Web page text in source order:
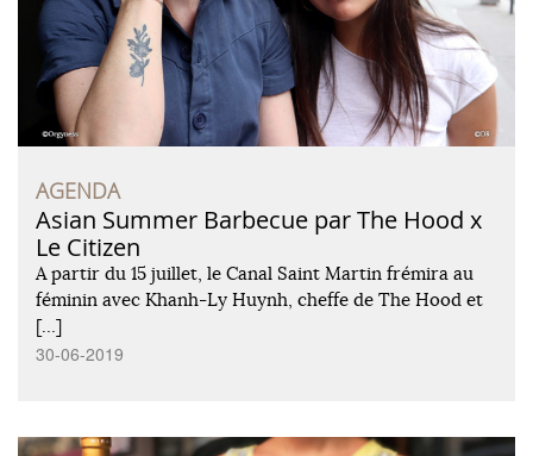
AGENDA
Asian Summer Barbecue par The Hood x
Le Citizen
A partir du 15 juillet, le Canal Saint Martin frémira au
féminin avec Khanh-Ly Huynh, cheffe de The Hood et
[…]
30-06-2019